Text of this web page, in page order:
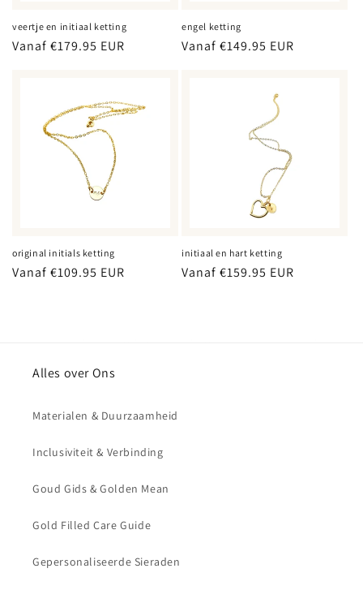
veertje en initiaal ketting
Normale
Vanaf €179.95 EUR
engel ketting
Normale
Vanaf €149.95 EUR
original initials ketting
Normale
Vanaf €109.95 EUR
initiaal en hart ketting
Normale
Vanaf €159.95 EUR
waterproof gold filled sieraden die ontworpen zijn om lang mooi te blijven. Onze collectie
bestaat uit initialen kettingen, multi-initial ontwerpen, symbolen met betekenis, cadeau
gepersonaliseerde sieraden, sieraden met betekenis, symbolen gidsen, 14k gold filled, demi-
cadeau voor jezelf, vriendschapscadeaus voor volwassenen, betekenisvolle sieraden en onze
Gold Filled Care Guide via Lux Edit en lux-luz.nl.
Alles over Ons
Materialen & Duurzaamheid
Inclusiviteit & Verbinding
Goud Gids & Golden Mean
Gold Filled Care Guide
Gepersonaliseerde Sieraden